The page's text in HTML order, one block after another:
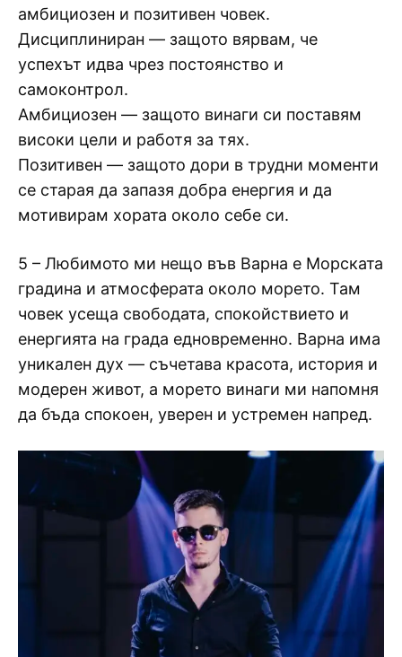
амбициозен и позитивен човек.
Дисциплиниран — защото вярвам, че
успехът идва чрез постоянство и
самоконтрол.
Амбициозен — защото винаги си поставям
високи цели и работя за тях.
Позитивен — защото дори в трудни моменти
се старая да запазя добра енергия и да
мотивирам хората около себе си.
5 – Любимото ми нещо във Варна е Морската
градина и атмосферата около морето. Там
човек усеща свободата, спокойствието и
енергията на града едновременно. Варна има
уникален дух — съчетава красота, история и
модерен живот, а морето винаги ми напомня
да бъда спокоен, уверен и устремен напред.